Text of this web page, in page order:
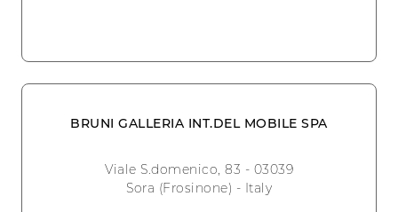
BRUNI GALLERIA INT.DEL MOBILE SPA
Viale S.domenico, 83 - 03039
Sora (Frosinone) - Italy